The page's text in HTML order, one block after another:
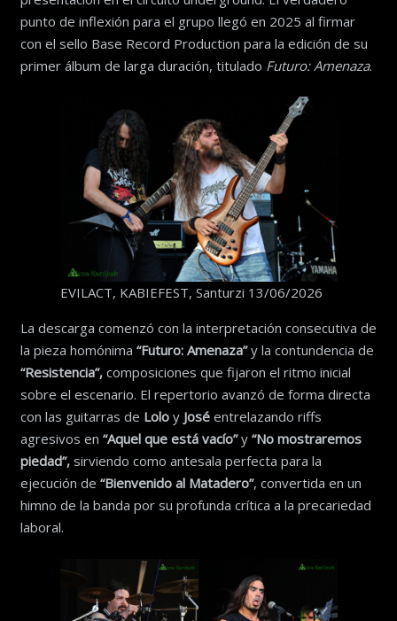
punto de inflexión para el grupo llegó en 2025 al firmar
con el sello Base Record Production para la edición de su
primer álbum de larga duración, titulado Futuro: Amenaza.
EVILACT, KABIEFEST, Santurzi 13/06/2026
La descarga comenzó con la interpretación consecutiva de
la pieza homónima “Futuro: Amenaza”y la contundencia de
“Resistencia”,composiciones que fijaron el ritmo inicial
sobre el escenario. El repertorio avanzó de forma directa
con las guitarras de Loloy Joséentrelazando riffs
agresivos en “Aquel que está vacío”y “No mostraremos
piedad”,sirviendo como antesala perfecta para la
ejecución de “Bienvenido al Matadero”, convertida en un
himno de la banda por su profunda crítica a la precariedad
laboral.